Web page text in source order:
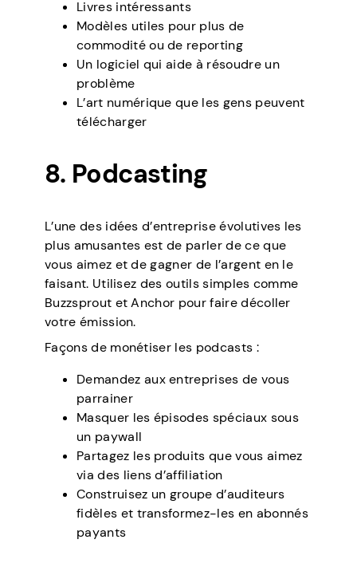
Livres intéressants
Modèles utiles pour plus de
commodité ou de reporting
Un logiciel qui aide à résoudre un
problème
L’art numérique que les gens peuvent
télécharger
8. Podcasting
L’une des idées d’entreprise évolutives les
plus amusantes est de parler de ce que
vous aimez et de gagner de l’argent en le
faisant. Utilisez des outils simples comme
Buzzsprout et Anchor pour faire décoller
votre émission.
Façons de monétiser les podcasts :
Demandez aux entreprises de vous
parrainer
Masquer les épisodes spéciaux sous
un paywall
Partagez les produits que vous aimez
via des liens d’affiliation
Construisez un groupe d’auditeurs
fidèles et transformez-les en abonnés
payants